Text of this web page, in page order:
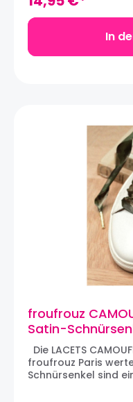
die den Look
in Paaren verkauft.
In
froufrouz
Satin-
Die LACETS
froufrouz Paris
Schnürsenkel sind